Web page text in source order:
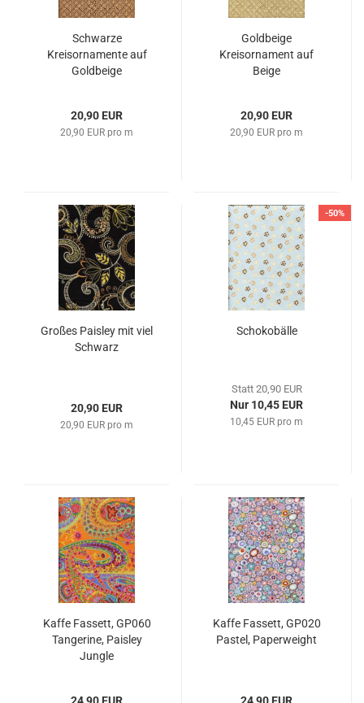
Schwarze
Kreisornamente auf
Goldbeige
20,90 EUR
20,90 EUR pro m
Goldbeige
Kreisornament auf
Beige
20,90 EUR
20,90 EUR pro m
Großes Paisley mit viel
Schwarz
20,90 EUR
20,90 EUR pro m
-50%
Schokobälle
Statt 20,90 EUR
Nur 10,45 EUR
10,45 EUR pro m
Kaffe Fassett, GP060
Tangerine, Paisley
Jungle
24,90 EUR
Kaffe Fassett, GP020
Pastel, Paperweight
24,90 EUR